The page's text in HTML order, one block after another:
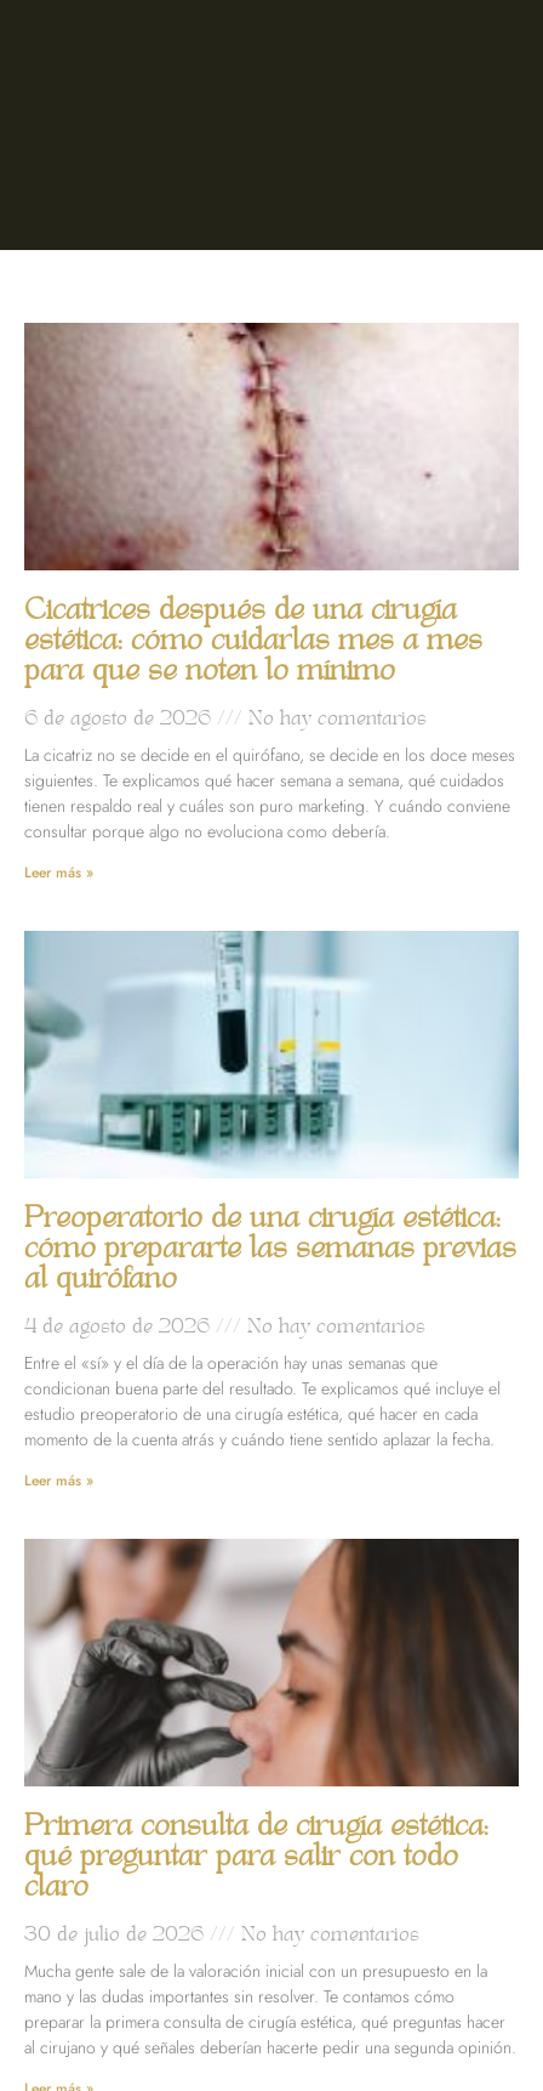
Cicatrices después de una cirugía
estética: cómo cuidarlas mes a mes
para que se noten lo mínimo
6 de agosto de 2026 No hay comentarios
La cicatriz no se decide en el quirófano, se decide en los doce meses
siguientes. Te explicamos qué hacer semana a semana, qué cuidados
tienen respaldo real y cuáles son puro marketing. Y cuándo conviene
consultar porque algo no evoluciona como debería.
Leer más »
Preoperatorio de una cirugía estética:
cómo prepararte las semanas previas
al quirófano
4 de agosto de 2026 No hay comentarios
Entre el «sí» y el día de la operación hay unas semanas que
condicionan buena parte del resultado. Te explicamos qué incluye el
estudio preoperatorio de una cirugía estética, qué hacer en cada
momento de la cuenta atrás y cuándo tiene sentido aplazar la fecha.
Leer más »
Primera consulta de cirugía estética:
qué preguntar para salir con todo
claro
30 de julio de 2026 No hay comentarios
Mucha gente sale de la valoración inicial con un presupuesto en la
mano y las dudas importantes sin resolver. Te contamos cómo
preparar la primera consulta de cirugía estética, qué preguntas hacer
al cirujano y qué señales deberían hacerte pedir una segunda opinión.
Página
PáginaPáginaPáginaPágina